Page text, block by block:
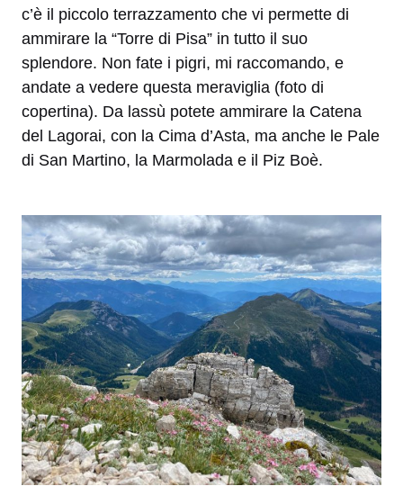
c’è il piccolo terrazzamento che vi permette di
ammirare la “Torre di Pisa” in tutto il suo
splendore. Non fate i pigri, mi raccomando, e
andate a vedere questa meraviglia (foto di
copertina). Da lassù potete ammirare la Catena
del Lagorai, con la Cima d’Asta, ma anche le Pale
di San Martino, la Marmolada e il Piz Boè.